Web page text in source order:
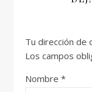
Tu dirección de
Los campos
Nombre *